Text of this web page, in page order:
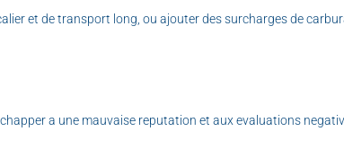
et de transport long, ou ajouter des surcharges de
a une mauvaise reputation et aux evaluations